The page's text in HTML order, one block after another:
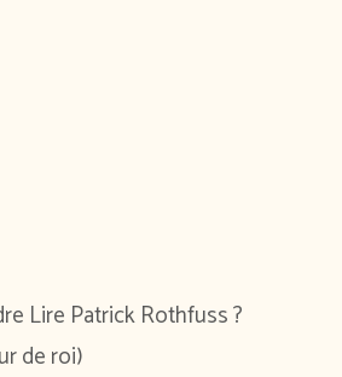
Lire Patrick Rothfuss ?
de roi)